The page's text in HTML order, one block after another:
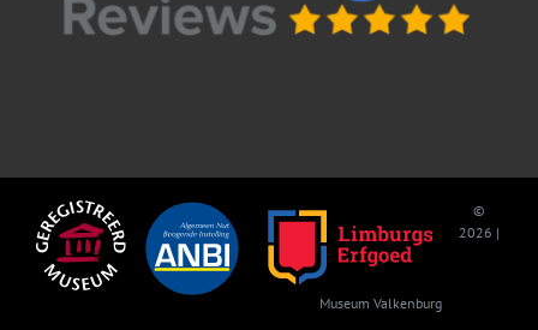
©
2026 |
Museum Valkenburg